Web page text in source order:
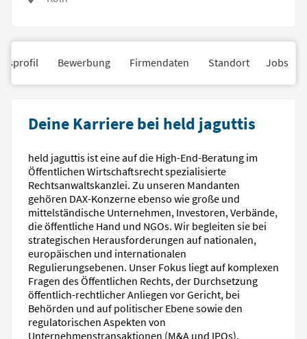
Bewerbung Firmendaten Standort Jobs
Deine Karriere bei held jaguttis
held jaguttis ist eine auf die High-End-Beratung im
Öffentlichen Wirtschaftsrecht spezialisierte
Rechtsanwaltskanzlei. Zu unseren Mandanten
gehören DAX-Konzerne ebenso wie große und
mittelständische Unternehmen, Investoren, Verbände,
die öffentliche Hand und NGOs. Wir begleiten sie bei
strategischen Herausforderungen auf nationalen,
europäischen und internationalen
Regulierungsebenen. Unser Fokus liegt auf komplexen
Fragen des Öffentlichen Rechts, der Durchsetzung
öffentlich-rechtlicher Anliegen vor Gericht, bei
Behörden und auf politischer Ebene sowie den
regulatorischen Aspekten von
Unternehmenstransaktionen (M&A und IPOs).